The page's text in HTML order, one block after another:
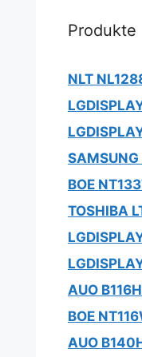
Produkte
NLT
BOE
TOSHIBA
AUO
BOE
AUO